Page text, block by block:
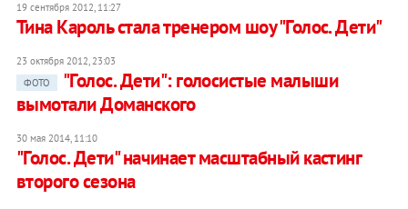
19 сентября 2012, 11:27
Тина Кароль стала тренером шоу "Голос. Дети"
23 октября 2012, 23:03
ФОТО
"Голос. Дети": голосистые малыши
вымотали Доманского
30 мая 2014, 11:10
"Голос. Дети" начинает масштабный кастинг
второго сезона